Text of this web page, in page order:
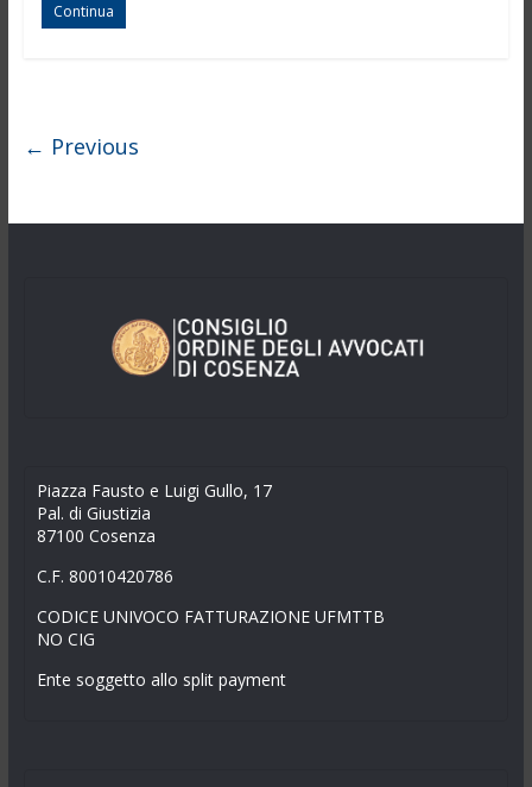
Continua
← Previous
Piazza Fausto e Luigi Gullo, 17
Pal. di Giustizia
87100 Cosenza
C.F. 80010420786
CODICE UNIVOCO FATTURAZIONE UFMTTB
NO CIG
Ente soggetto allo split payment